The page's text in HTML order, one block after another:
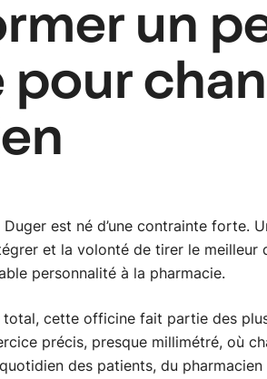
un
pour
est né d’une contrainte forte.
et la volonté de tirer le meilleur
personnalité à la pharmacie.
total, cette officine fait partie des
précis, presque millimétré, où
des patients, du